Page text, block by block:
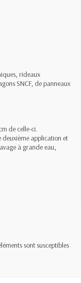
rideaux
SNCF, de panneaux
de celle-ci.
deuxième application et
à grande eau,
sont susceptibles